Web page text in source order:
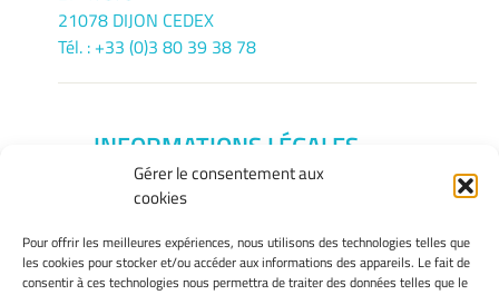
Gérer le consentement aux
cookies
Pour offrir les meilleures expériences, nous utilisons des technologies telles que
les cookies pour stocker et/ou accéder aux informations des appareils. Le fait de
consentir à ces technologies nous permettra de traiter des données telles que le
21078 DIJON CEDEX
Tél. : +33 (0)3 80 39 38 78
INFORMATIONS LÉGALES
Mentions légales
Gérer mes cookies
Politique de cookies
Déclaration de confidentialité
Avertissement